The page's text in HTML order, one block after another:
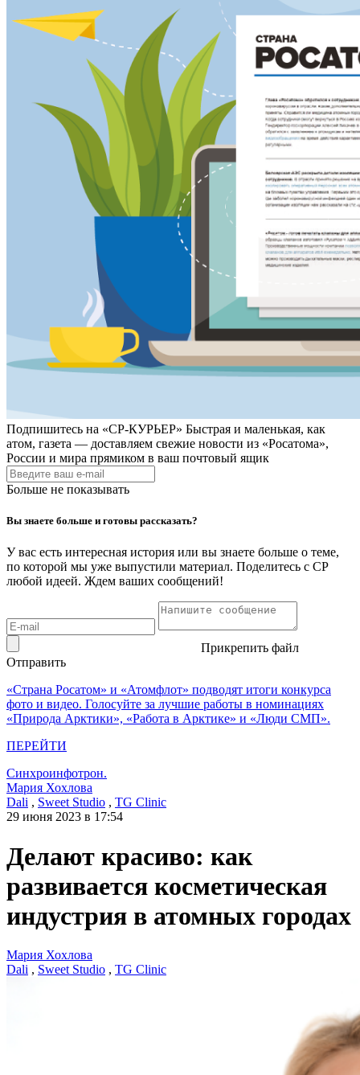
Подпишитесь на «СР-КУРЬЕР» Быстрая и маленькая, как
атом, газета — доставляем свежие новости из «Росатома»,
России и мира прямиком в ваш почтовый ящик
Больше не показывать
Вы знаете больше и готовы рассказать?
У вас есть интересная история или вы знаете больше о теме,
по которой мы уже выпустили материал. Поделитесь с СР
любой идеей. Ждем ваших сообщений!
Прикрепить файл
Отправить
«Страна Росатом» и «Атомфлот» подводят итоги конкурса
фото и видео. Голосуйте за лучшие работы в номинациях
«Природа Арктики», «Работа в Арктике» и «Люди СМП».
ПЕРЕЙТИ
Синхроинфотрон.
Мария Хохлова
Dali , Sweet Studio , TG Clinic
29 июня 2023 в 17:54
Делают красиво: как
развивается косметическая
индустрия в атомных городах
Мария Хохлова
Dali , Sweet Studio , TG Clinic